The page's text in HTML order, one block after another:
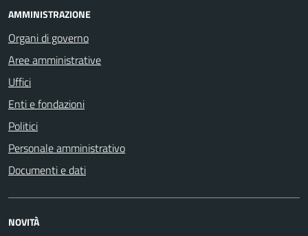
AMMINISTRAZIONE
Organi di governo
Aree amministrative
Uffici
Enti e fondazioni
Politici
Personale amministrativo
Documenti e dati
NOVITÀ